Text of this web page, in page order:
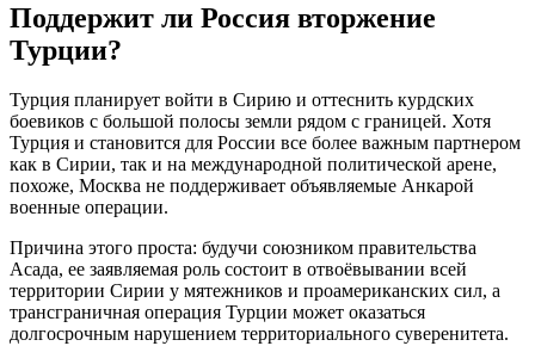
Поддержит ли Россия вторжение
Турции?
Турция планирует войти в Сирию и оттеснить курдских
боевиков с большой полосы земли рядом с границей. Хотя
Турция и становится для России все более важным партнером
как в Сирии, так и на международной политической арене,
похоже, Москва не поддерживает объявляемые Анкарой
военные операции.
Причина этого проста: будучи союзником правительства
Асада, ее заявляемая роль состоит в отвоёвывании всей
территории Сирии у мятежников и проамериканских сил, а
трансграничная операция Турции может оказаться
долгосрочным нарушением территориального суверенитета.